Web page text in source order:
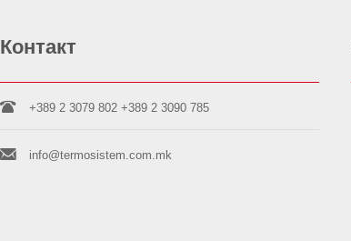
Контакт
+389 2 3079 802 +389 2 3090 785
info@termosistem.com.mk